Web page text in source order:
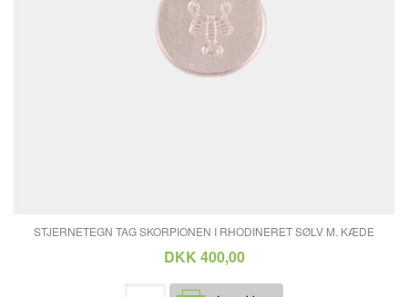
STJERNETEGN TAG SKORPIONEN I RHODINERET SØLV M. KÆDE
DKK 400,00